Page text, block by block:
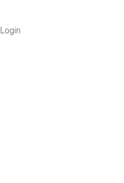
Login